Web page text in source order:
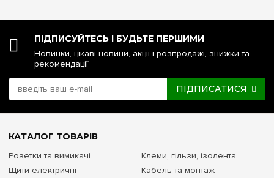
ПІДПИСУЙТЕСЬ І БУДЬТЕ ПЕРШИМИ
Новинки, цікаві новини, акції і розпродажі, знижки та
рекомендації
ПІДПИСАТИСЯ
КАТАЛОГ ТОВАРІВ
Розетки та вимикачі
Щити електричні
Клеми, гільзи, ізолента
Кабель та монтаж